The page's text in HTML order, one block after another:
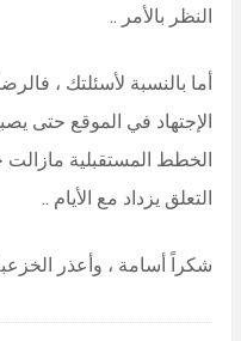
النظر بالأمر ..
أما بالنسبة لأسئلتك ،
الإجتهاد في الموقع حتى
الخطط المستقبلية مازالت
التعلق يزداد مع الأيام ..
شكراً أسامة ، وأعذر